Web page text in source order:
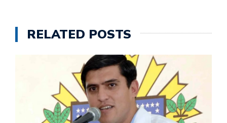
RELATED POSTS